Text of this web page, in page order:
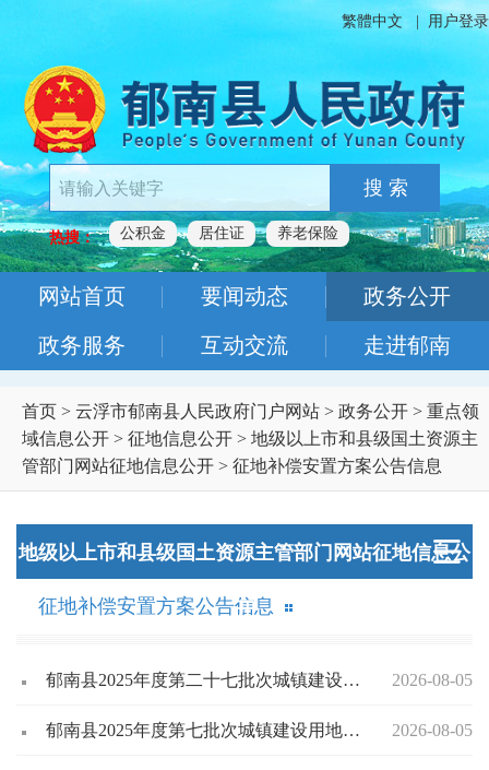
繁體中文 用户登录
搜 索
热搜： 公积金 居住证 养老保险
网站首页 要闻动态 政务公开
政务服务 互动交流 走进郁南
首页 > 云浮市郁南县人民政府门户网站 > 政务公开 > 重点领
域信息公开 > 征地信息公开 > 地级以上市和县级国土资源主
管部门网站征地信息公开 > 征地补偿安置方案公告信息
地级以上市和县级国土资源主管部门网站征地信息公
开
征地补偿安置方案公告信息
郁南县2025年度第二十七批次城镇建设用地征收土地补偿安置方案 2026-08-05
郁南县2025年度第七批次城镇建设用地征收土地补偿安置方案 2026-08-05